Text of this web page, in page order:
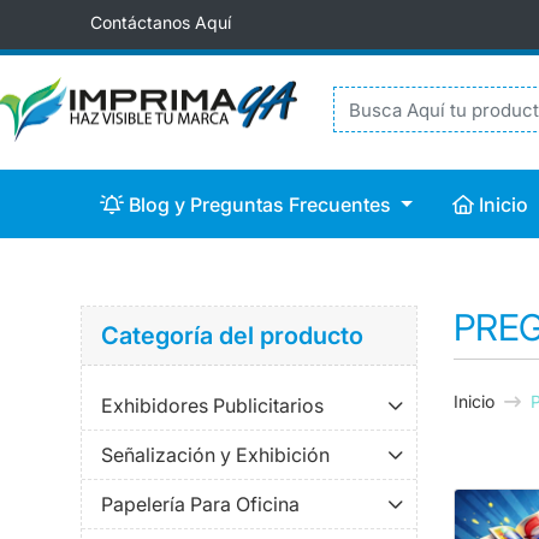
Contáctanos Aquí
Blog y Preguntas Frecuentes
Blog y Preguntas Frecuentes Inicio
Inicio
Categoría del producto
Exhibidores Publicitarios
Señalización y Exhibición
Papelería Para Oficina
Inicio